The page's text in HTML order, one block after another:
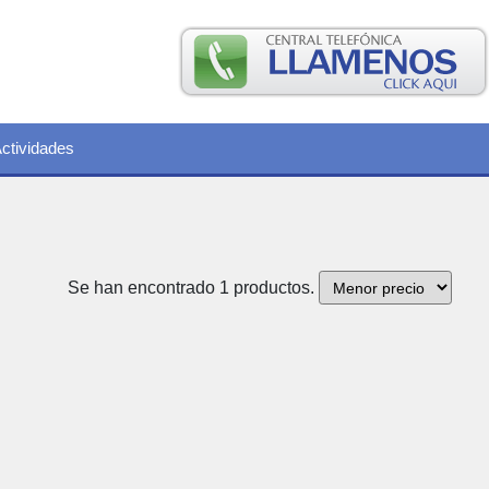
Se han encontrado 1 productos.